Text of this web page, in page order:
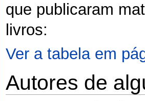
que publicaram
livros:
Ver a tabela em
Autores de